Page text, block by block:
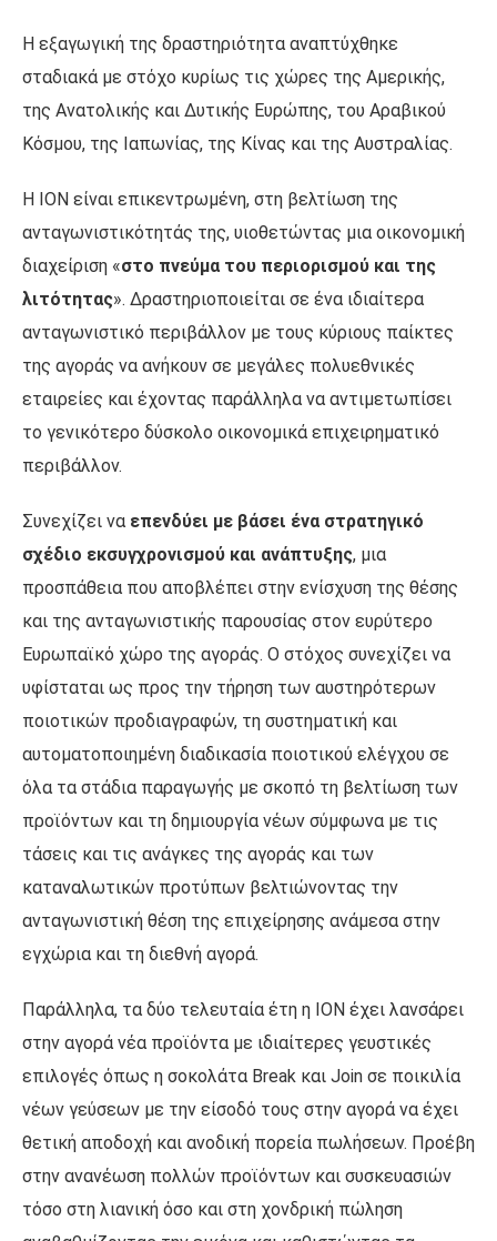
Η εξαγωγική της δραστηριότητα αναπτύχθηκε
σταδιακά με στόχο κυρίως τις χώρες της Αμερικής,
της Ανατολικής και Δυτικής Ευρώπης, του Αραβικού
Κόσμου, της Ιαπωνίας, της Κίνας και της Αυστραλίας.
Η ΙΟΝ είναι επικεντρωμένη, στη βελτίωση της
ανταγωνιστικότητάς της, υιοθετώντας μια οικονομική
διαχείριση «στο πνεύμα του περιορισμού και της
λιτότητας». Δραστηριοποιείται σε ένα ιδιαίτερα
ανταγωνιστικό περιβάλλον με τους κύριους παίκτες
της αγοράς να ανήκουν σε μεγάλες πολυεθνικές
εταιρείες και έχοντας παράλληλα να αντιμετωπίσει
το γενικότερο δύσκολο οικονομικά επιχειρηματικό
περιβάλλον.
Συνεχίζει να επενδύει με βάσει ένα στρατηγικό
σχέδιο εκσυγχρονισμού και ανάπτυξης, μια
προσπάθεια που αποβλέπει στην ενίσχυση της θέσης
και της ανταγωνιστικής παρουσίας στον ευρύτερο
Ευρωπαϊκό χώρο της αγοράς. Ο στόχος συνεχίζει να
υφίσταται ως προς την τήρηση των αυστηρότερων
ποιοτικών προδιαγραφών, τη συστηματική και
αυτοματοποιημένη διαδικασία ποιοτικού ελέγχου σε
όλα τα στάδια παραγωγής με σκοπό τη βελτίωση των
προϊόντων και τη δημιουργία νέων σύμφωνα με τις
τάσεις και τις ανάγκες της αγοράς και των
καταναλωτικών προτύπων βελτιώνοντας την
ανταγωνιστική θέση της επιχείρησης ανάμεσα στην
εγχώρια και τη διεθνή αγορά.
Παράλληλα, τα δύο τελευταία έτη η ΙΟΝ έχει λανσάρει
στην αγορά νέα προϊόντα με ιδιαίτερες γευστικές
επιλογές όπως η σοκολάτα Break και Join σε ποικιλία
νέων γεύσεων με την είσοδό τους στην αγορά να έχει
θετική αποδοχή και ανοδική πορεία πωλήσεων. Προέβη
στην ανανέωση πολλών προϊόντων και συσκευασιών
τόσο στη λιανική όσο και στη χονδρική πώληση